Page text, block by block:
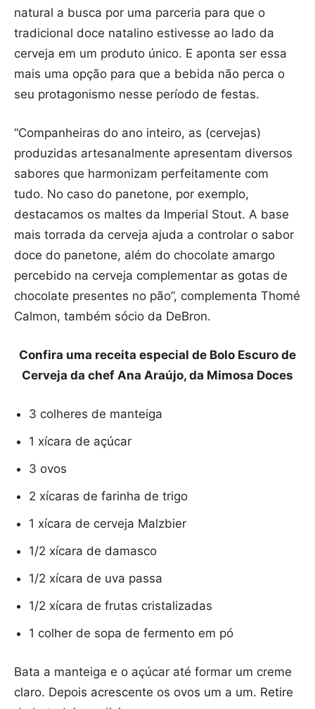
natural a busca por uma parceria para que o
tradicional doce natalino estivesse ao lado da
cerveja em um produto único. E aponta ser essa
mais uma opção para que a bebida não perca o
seu protagonismo nesse período de festas.
“Companheiras do ano inteiro, as (cervejas)
produzidas artesanalmente apresentam diversos
sabores que harmonizam perfeitamente com
tudo. No caso do panetone, por exemplo,
destacamos os maltes da Imperial Stout. A base
mais torrada da cerveja ajuda a controlar o sabor
doce do panetone, além do chocolate amargo
percebido na cerveja complementar as gotas de
chocolate presentes no pão”, complementa Thomé
Calmon, também sócio da DeBron.
Confira uma receita especial de Bolo Escuro de
Cerveja da chef Ana Araújo, da Mimosa Doces
3 colheres de manteiga
1 xícara de açúcar
3 ovos
2 xícaras de farinha de trigo
1 xícara de cerveja Malzbier
1/2 xícara de damasco
1/2 xícara de uva passa
1/2 xícara de frutas cristalizadas
1 colher de sopa de fermento em pó
Bata a manteiga e o açúcar até formar um creme
claro. Depois acrescente os ovos um a um. Retire